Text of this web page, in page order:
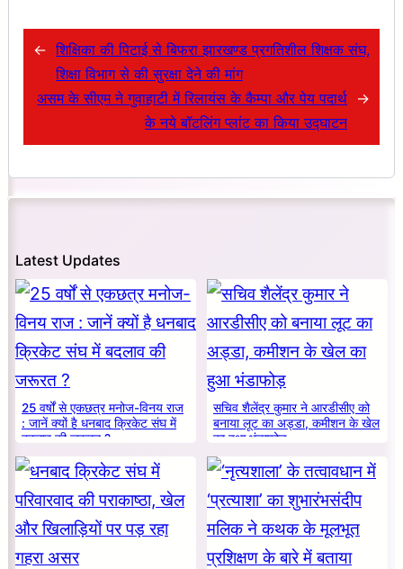
← शिक्षिका की पिटाई से बिफरा झारखण्ड प्रगतिशील शिक्षक संघ,
शिक्षा विभाग से की सुरक्षा देने की मांग
असम के सीएम ने गुवाहाटी में रिलायंस के कैम्पा और पेय पदार्थ
के नये बॉटलिंग प्लांट का किया उद्घाटन
→
Latest Updates
25 वर्षों से एकछत्र मनोज-विनय राज
: जानें क्यों है धनबाद क्रिकेट संघ में
बदलाव की जरूरत ?
सचिव शैलेंद्र कुमार ने आरडीसीए को
बनाया लूट का अड्डा, कमीशन के खेल
का हुआ भंडाफोड़